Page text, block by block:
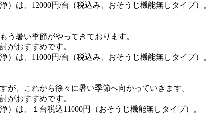
は、12000円/台（税込み、おそうじ機能無しタイプ）。
う暑い季節がやってきております。
がおすすめです。
は、11000円/台（税込み、おそうじ機能無しタイプ）。
が、これから徐々に暑い季節へ向かっていきます。
がおすすめです。
は、１台税込11000円（おそうじ機能無しタイプ）。